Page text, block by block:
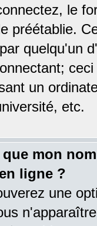
le
préétablie.
quelqu'un
un
etc.
mon
ligne ?
une